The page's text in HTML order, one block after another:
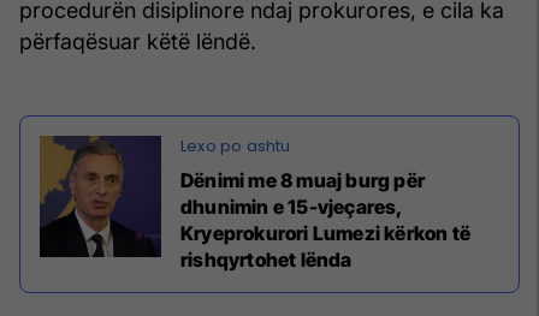
procedurën disiplinore ndaj prokurores, e cila ka
përfaqësuar këtë lëndë.
Dënimi me 8 muaj burg për
dhunimin e 15-vjeçares,
Kryeprokurori Lumezi kërkon të
rishqyrtohet lënda